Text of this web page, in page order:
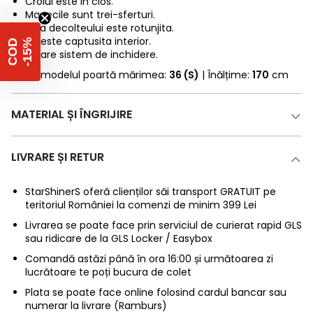
Manecile sunt trei-sferturi.
Linia decolteului este rotunjita.
Nu este captusita interior.
Nu are sistem de inchidere.
* Fotomodelul poartă mărimea: 36 (S) | Înălțime: 170 cm
MATERIAL ȘI ÎNGRIJIRE
LIVRARE ȘI RETUR
StarShinerS oferă clienților săi transport GRATUIT pe
teritoriul României la comenzi de minim 399 Lei
Livrarea se poate face prin serviciul de curierat rapid GLS
sau ridicare de la GLS Locker / Easybox
Comandă astăzi până în ora 16:00 și următoarea zi
lucrătoare te poți bucura de colet
Plata se poate face online folosind cardul bancar sau
numerar la livrare (Ramburs)
C
O
D
-
1
5 %